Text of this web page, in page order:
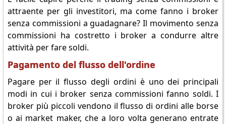
attraente per gli investitori, ma come fanno i broker
senza commissioni a guadagnare? Il movimento senza
commissioni ha costretto i broker a condurre altre
attività per fare soldi.
Pagamento del flusso dell'ordine
Pagare per il flusso degli ordini è uno dei principali
modi in cui i broker senza commissioni fanno soldi. I
broker più piccoli vendono il flusso di ordini alle borse
o ai market maker, che a loro volta generano entrate